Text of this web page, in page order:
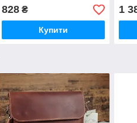
828₴
Купити
1